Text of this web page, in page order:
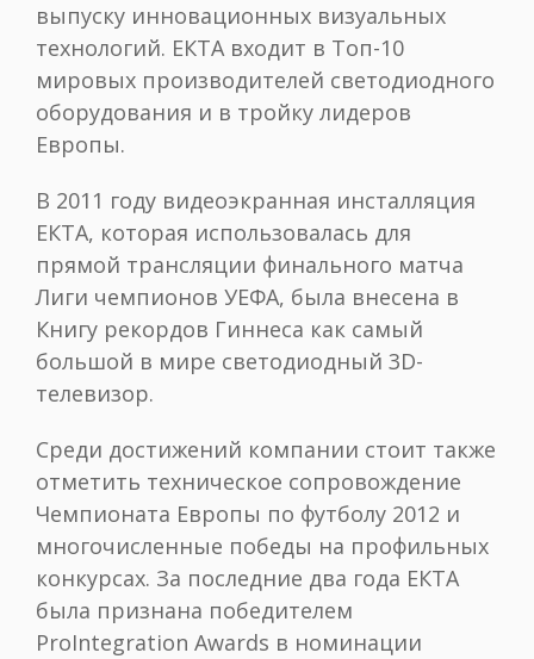
выпуску инновационных визуальных
технологий. ЕКТА входит в Топ-10
мировых производителей светодиодного
оборудования и в тройку лидеров
Европы.
В 2011 году видеоэкранная инсталляция
ЕКТА, которая использовалась для
прямой трансляции финального матча
Лиги чемпионов УЕФА, была внесена в
Книгу рекордов Гиннеса как самый
большой в мире светодиодный 3D-
телевизор.
Среди достижений компании стоит также
отметить техническое сопровождение
Чемпионата Европы по футболу 2012 и
многочисленные победы на профильных
конкурсах. За последние два года ЕКТА
была признана победителем
ProIntegration Awards в номинации